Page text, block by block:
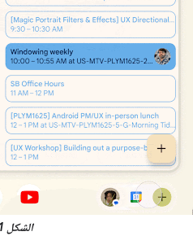
الشكل 1.